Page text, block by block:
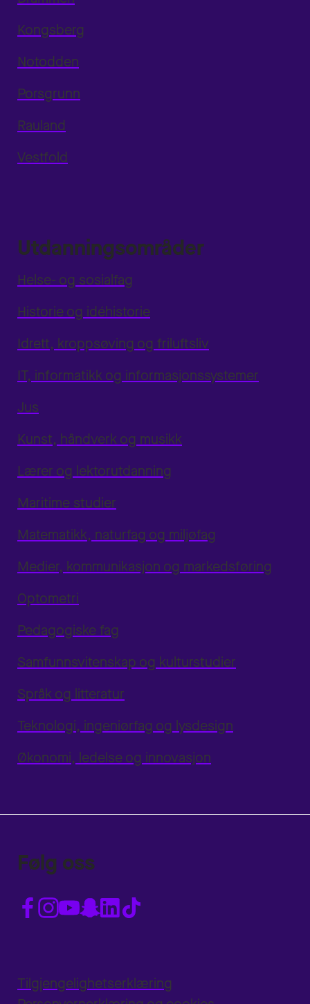
Kongsberg
Notodden
Porsgrunn
Rauland
Vestfold
Utdanningsområder
Helse- og sosialfag
Historie og idéhistorie
Idrett, kroppsøving og friluftsliv
IT, informatikk og informasjonssystemer
Jus
Kunst, håndverk og musikk
Lærer og lektorutdanning
Maritime studier
Matematikk, naturfag og miljøfag
Medier, kommunikasjon og markedsføring
Optometri
Pedagogiske fag
Samfunnsvitenskap og kulturstudier
Språk og litteratur
Teknologi, ingeniørfag og lysdesign
Økonomi, ledelse og innovasjon
Følg oss
Tilgjengelighetserklæring